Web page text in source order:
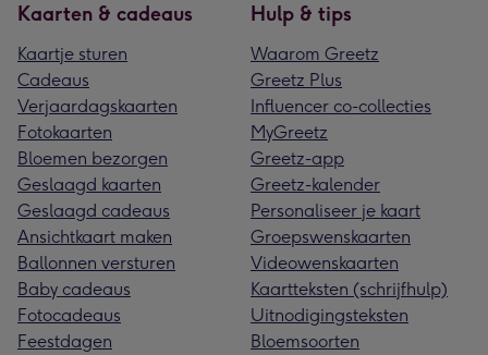
Kaarten & cadeaus
Kaartje sturen
Cadeaus
Verjaardagskaarten
Fotokaarten
Bloemen bezorgen
Geslaagd kaarten
Geslaagd cadeaus
Ansichtkaart maken
Ballonnen versturen
Baby cadeaus
Fotocadeaus
Feestdagen
Hulp & tips
Waarom Greetz
Greetz Plus
Influencer co-collecties
MyGreetz
Greetz-app
Greetz-kalender
Personaliseer je kaart
Groepswenskaarten
Videowenskaarten
Kaartteksten (schrijfhulp)
Uitnodigingsteksten
Bloemsoorten